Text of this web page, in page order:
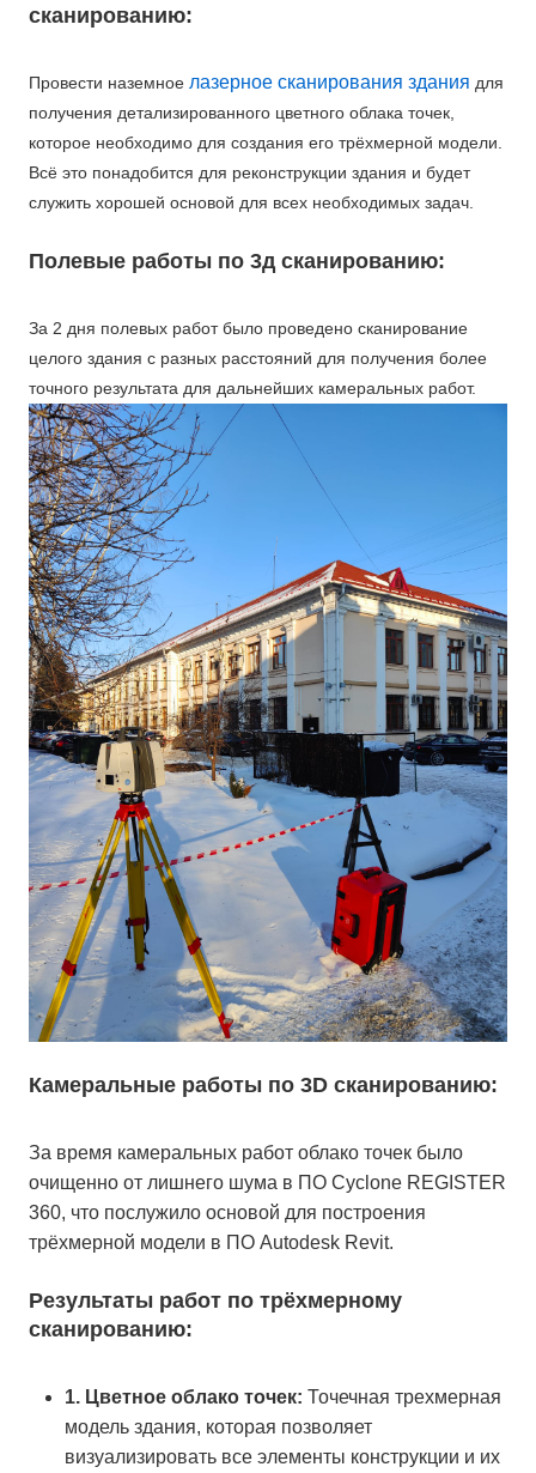
сканированию:
Провести наземное лазерное сканирования здания для
получения детализированного цветного облака точек,
которое необходимо для создания его трёхмерной модели.
Всё это понадобится для реконструкции здания и будет
служить хорошей основой для всех необходимых задач.
Полевые работы по 3д сканированию:
За 2 дня полевых работ было проведено сканирование
целого здания с разных расстояний для получения более
точного результата для дальнейших камеральных работ.
Камеральные работы по 3D сканированию:
За время камеральных работ облако точек было
очищенно от лишнего шума в ПО Cyclone REGISTER
360, что послужило основой для построения
трёхмерной модели в ПО Autodesk Revit.
Результаты работ по трёхмерному
сканированию:
1. Цветное облако точек: Точечная трехмерная
модель здания, которая позволяет
визуализировать все элементы конструкции и их